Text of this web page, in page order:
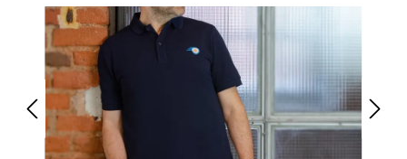
Bildergalerie überspringen